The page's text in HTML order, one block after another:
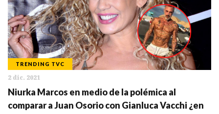
IR
Categorias:
NOTICIAS
TRENDING TVC
2 dic. 2021
Niurka Marcos en medio de la polémica al
comparar a Juan Osorio con Gianluca Vacchi ¿en